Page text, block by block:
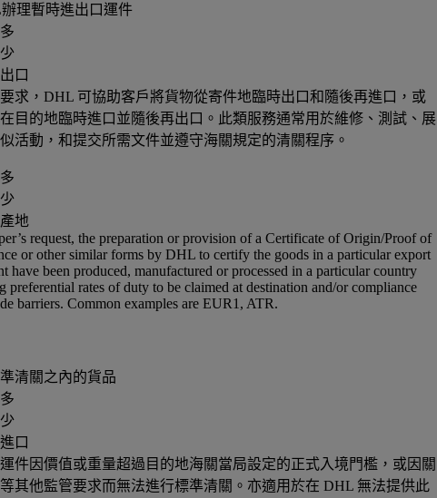
理暫時進出口運件
口
求，DHL 可協助客戶將貨物從寄件地臨時出口和隨後再進口，或
目的地臨時進口並隨後再出口。此類服務通常用於維修、測試、展
活動，和提交所需文件並遵守海關規定的清關程序。
地
request, the preparation or provision of a Certificate of Origin/Proof of
or other similar forms by DHL to certify the goods in a particular export
have been produced, manufactured or processed in a particular country
preferential rates of duty to be claimed at destination and/or compliance
barriers. Common examples are EUR1, ATR.
清關之內的貨品
口
件因價值或重量超過目的地海關當局設定的正式入境門檻，或因關
其他監管要求而無法進行標準清關。亦適用於在 DHL 無法提供此